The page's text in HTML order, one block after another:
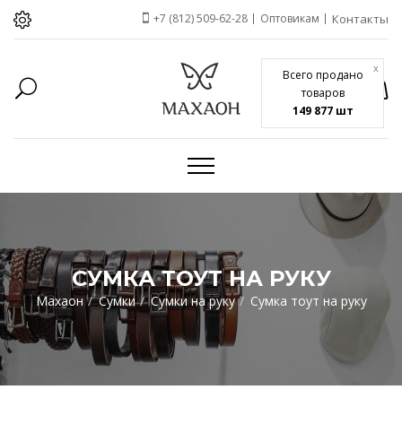
Всего продано
товаров
149 877 шт
x
+7 (812) 509-62-28 Оптовикам Контакты
СУМКА ТОУТ НА РУКУ
Махаон Сумки Сумки на руку Сумка тоут на руку